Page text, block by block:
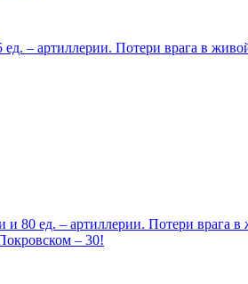
– артиллерии. Потери врага в
80 ед. – артиллерии. Потери врага в
– 30!